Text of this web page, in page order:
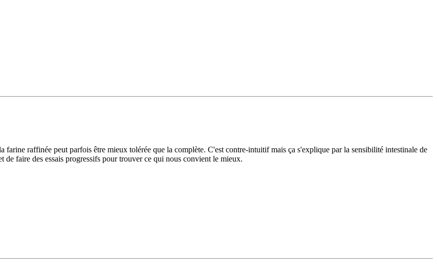
farine raffinée peut parfois être mieux tolérée que la complète. C'est contre-intuitif mais ça s'explique par la sensibilité intestinale de
faire des essais progressifs pour trouver ce qui nous convient le mieux.